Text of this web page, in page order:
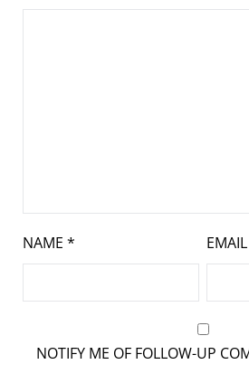
NAME * EMAIL
NOTIFY ME OF FOLLOW-UP